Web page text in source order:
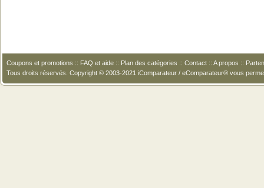
Coupons et promotions :: FAQ et aide :: Plan des catégories :: Contact :: A propos ::
Tous droits réservés. Copyright © 2003-2021 iComparateur / eComparateur® vous